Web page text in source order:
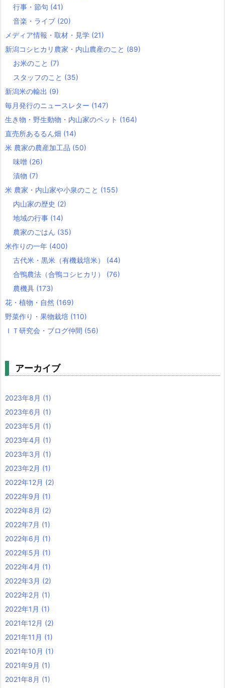
行事・節句 (41)
音楽・ライブ (20)
メディア情報・取材・見学 (21)
新潟コシヒカリ農家・内山農産のこと (89)
お米のこと (7)
スタッフのこと (35)
新潟米の輸出 (9)
毎月発行のニュースレター (147)
生き物・野生動物・内山家のペット (164)
直売所あるるん畑 (14)
米 農家の農産加工品 (50)
味噌 (26)
漬物 (7)
米 農家・内山家や小泉のこと (155)
内山家の歴史 (2)
地域の行事 (14)
農家のごはん (35)
米作りの一年 (400)
古代米・黒米（有機栽培米） (44)
合鴨農法（合鴨コシヒカリ） (76)
農機具 (173)
花・植物・自然 (169)
野菜作り・果物栽培 (110)
ＩＴ研究会・ブログ仲間 (56)
アーカイブ
2023年8月 (1)
2023年6月 (1)
2023年5月 (1)
2023年4月 (1)
2023年3月 (1)
2023年2月 (1)
2022年12月 (2)
2022年9月 (1)
2022年8月 (2)
2022年7月 (1)
2022年6月 (1)
2022年5月 (1)
2022年4月 (1)
2022年3月 (2)
2022年2月 (1)
2022年1月 (1)
2021年12月 (2)
2021年11月 (1)
2021年10月 (1)
2021年9月 (1)
2021年8月 (1)